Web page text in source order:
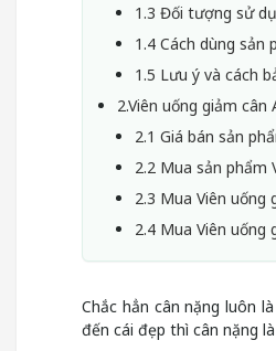
1.3 Đối tượng sử
1.4 Cách dùng sản
1.5 Lưu ý và cách
2.Viên uống giảm
2.1 Giá bán sản
2.2 Mua sản phẩm
2.3 Mua Viên uống
2.4 Mua Viên
Chắc hẳn cân nặng luôn
đến cái đẹp thì cân nặng